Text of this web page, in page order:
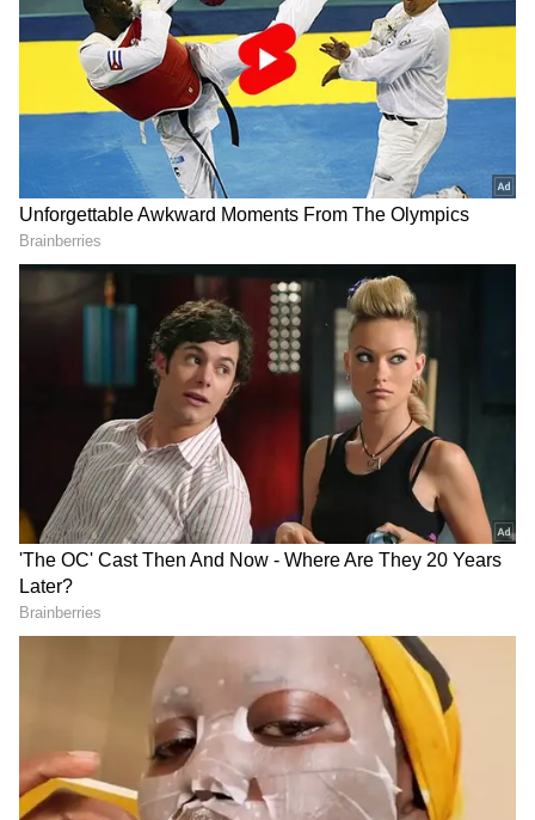
బిజినెస్ ఎంత జరిగింది, ఎంత వస్తే బ్రేక్ ఈవెన్ ..లెక్కలు
చూద్దాం.
గూగుల్‌లో ఆసక్తికరమైన సమాచారం కోసం ఏసియానెట్ తెలుగు
ను మీ ఫ్రిఫర్డ్ సోర్స్ గా ఎంచుకోండి
2
3